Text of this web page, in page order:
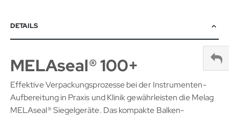
DETAILS
MELAseal® 100+
Effektive Verpackungsprozesse bei der Instrumenten-
Aufbereitung in Praxis und Klinik gewährleisten die Melag
MELAseal® Siegelgeräte. Das kompakte Balken-